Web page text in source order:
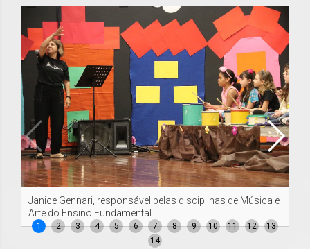
Janice Gennari, responsável pelas disciplinas de Música e
Arte do Ensino Fundamental
1 2 3 4 5 6 7 8 9 10 11 12
13
14